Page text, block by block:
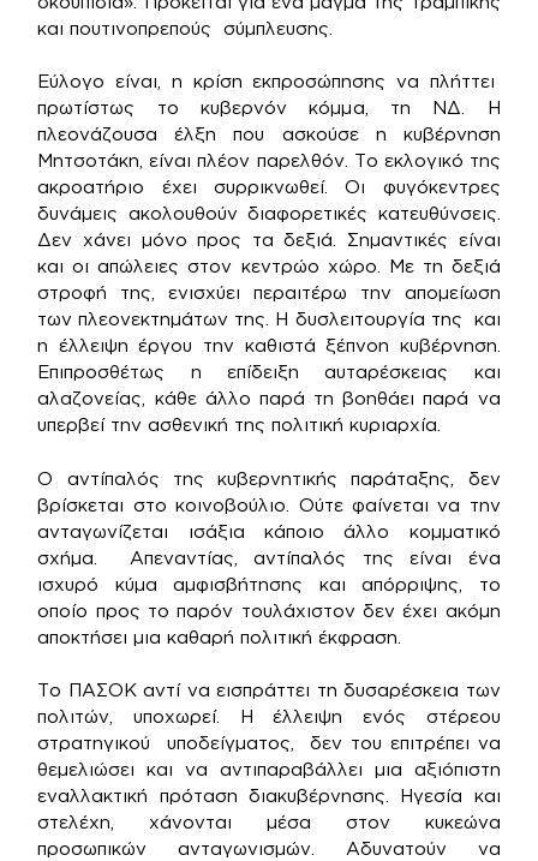
και πουτινοπρεπούς σύμπλευσης.
Εύλογο είναι, η κρίση εκπροσώπησης να πλήττει
πρωτίστως το κυβερνόν κόμμα, τη ΝΔ. Η
πλεονάζουσα έλξη που ασκούσε η κυβέρνηση
Μητσοτάκη, είναι πλέον παρελθόν. Το εκλογικό της
ακροατήριο έχει συρρικνωθεί. Οι φυγόκεντρες
δυνάμεις ακολουθούν διαφορετικές κατευθύνσεις.
Δεν χάνει μόνο προς τα δεξιά. Σημαντικές είναι
και οι απώλειες στον κεντρώο χώρο. Με τη δεξιά
στροφή της, ενισχύει περαιτέρω την απομείωση
των πλεονεκτημάτων της. Η δυσλειτουργία της και
η έλλειψη έργου την καθιστά ξέπνοη κυβέρνηση.
Επιπροσθέτως η επίδειξη αυταρέσκειας και
αλαζονείας, κάθε άλλο παρά τη βοηθάει παρά να
υπερβεί την ασθενική της πολιτική κυριαρχία.
Ο αντίπαλός της κυβερνητικής παράταξης, δεν
βρίσκεται στο κοινοβούλιο. Ούτε φαίνεται να την
ανταγωνίζεται ισάξια κάποιο άλλο κομματικό
σχήμα. Απεναντίας, αντίπαλός της είναι ένα
ισχυρό κύμα αμφισβήτησης και απόρριψης, το
οποίο προς το παρόν τουλάχιστον δεν έχει ακόμη
αποκτήσει μια καθαρή πολιτική έκφραση.
Το ΠΑΣΟΚ αντί να εισπράττει τη δυσαρέσκεια των
πολιτών, υποχωρεί. Η έλλειψη ενός στέρεου
στρατηγικού υποδείγματος, δεν του επιτρέπει να
θεμελιώσει και να αντιπαραβάλλει μια αξιόπιστη
εναλλακτική πρόταση διακυβέρνησης. Ηγεσία και
στελέχη, χάνονται μέσα στον κυκεώνα
προσωπικών ανταγωνισμών. Αδυνατούν να